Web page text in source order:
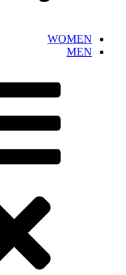
WOMEN
MEN